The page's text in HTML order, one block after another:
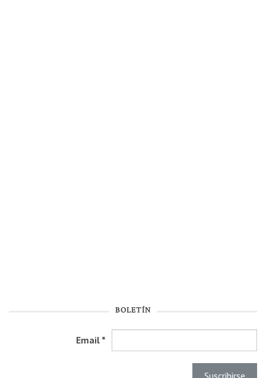
BOLETÍN
Email *